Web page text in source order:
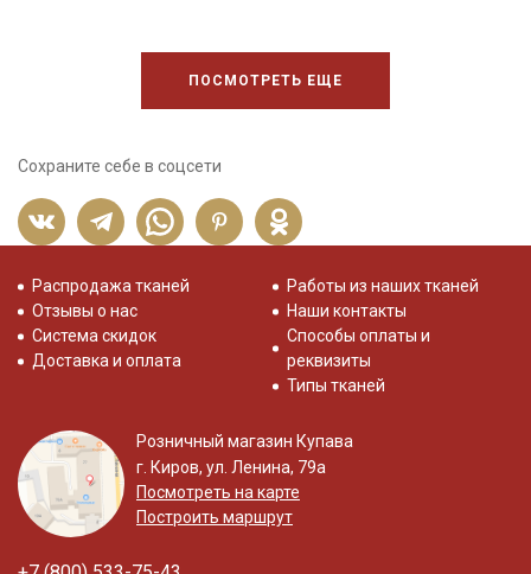
ПОСМОТРЕТЬ ЕЩЕ
Сохраните себе в соцсети
Распродажа тканей
Отзывы о нас
Система скидок
Доставка и оплата
Работы из наших тканей
Наши контакты
Способы оплаты и
реквизиты
Типы тканей
Розничный магазин Купава
г. Киров, ул. Ленина, 79а
Посмотреть на карте
Построить маршрут